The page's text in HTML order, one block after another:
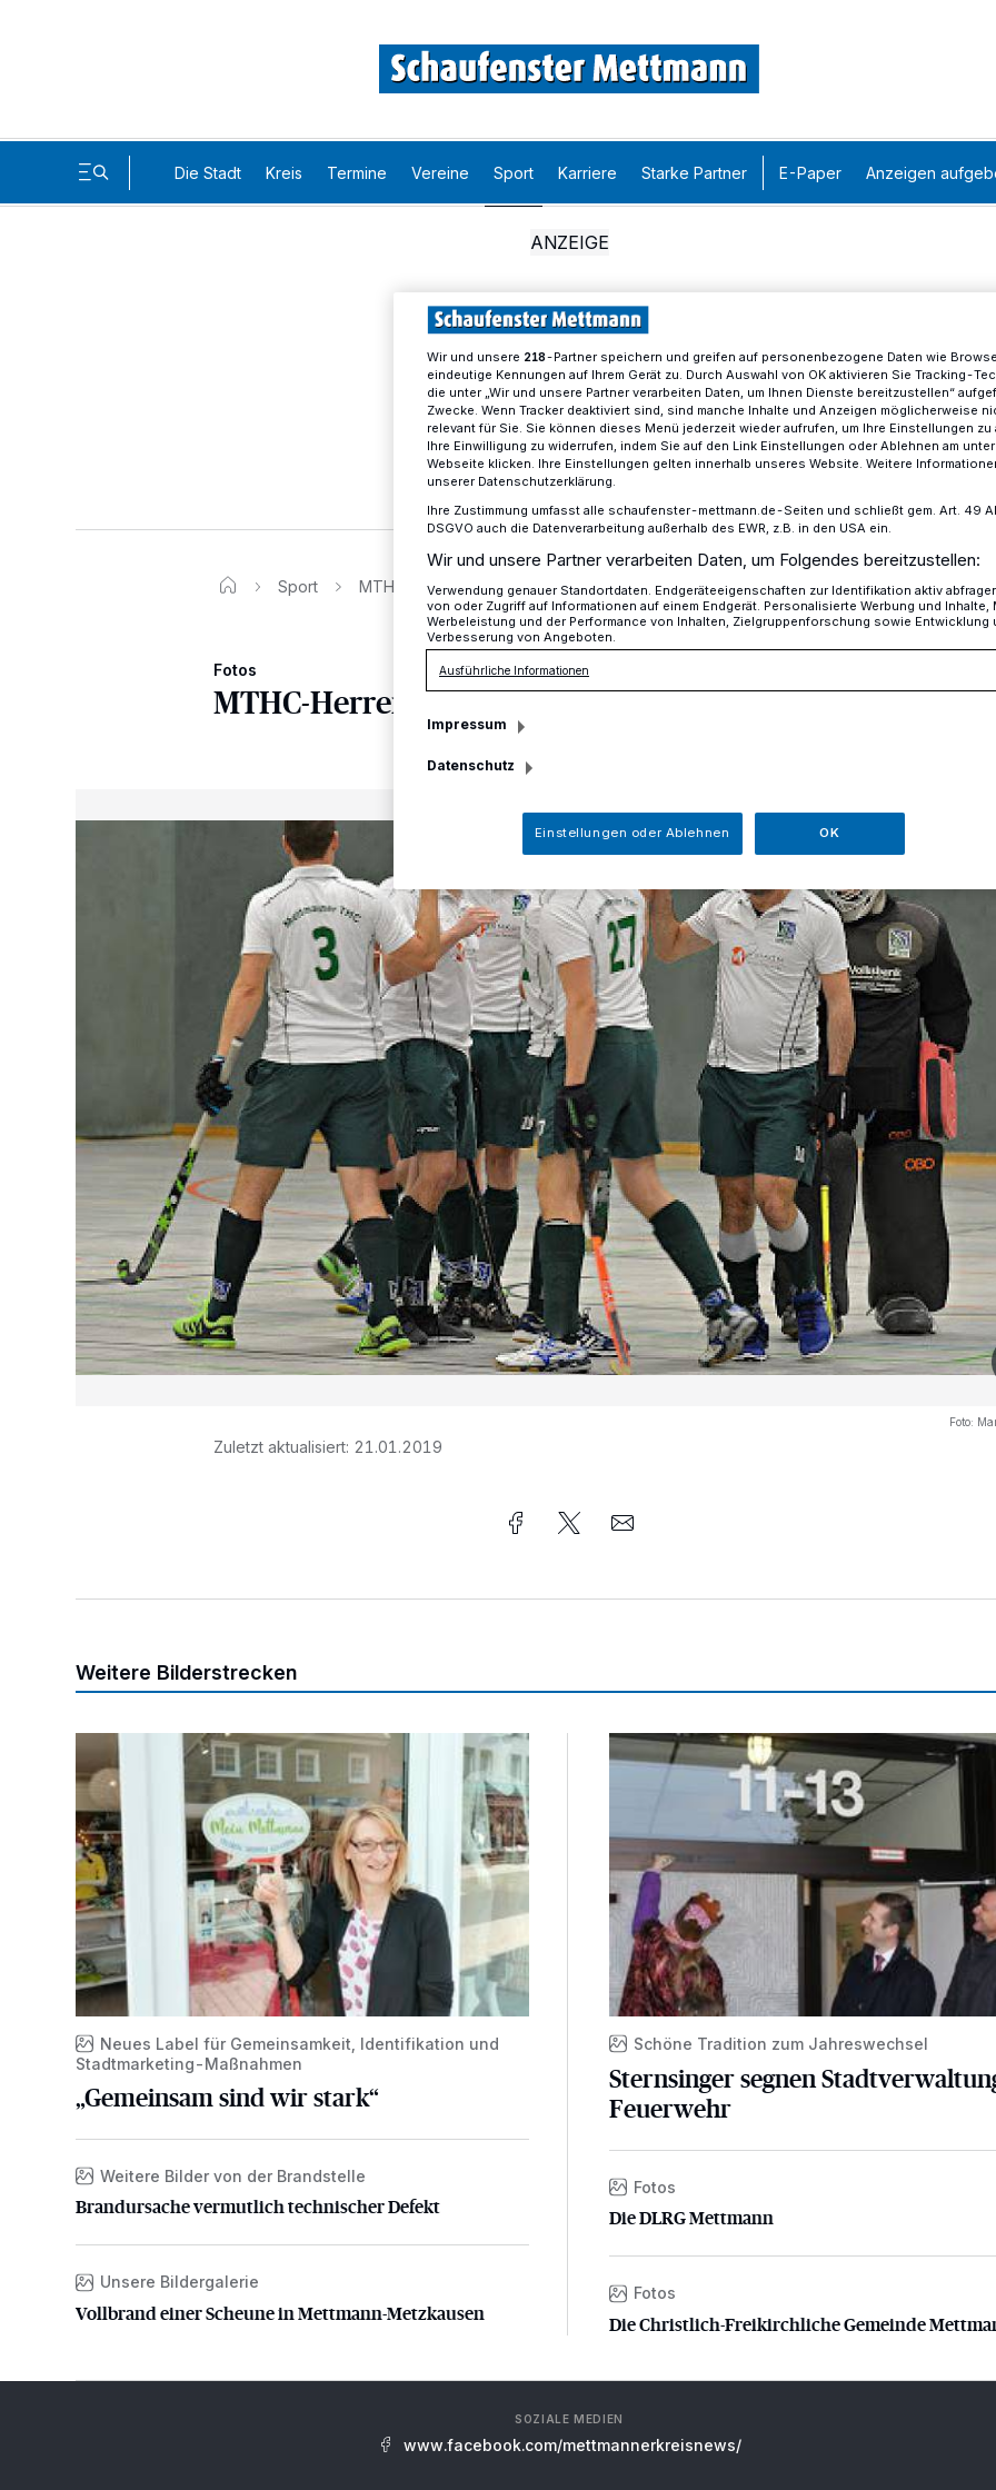
Die Stadt Kreis Termine Vereine Sport Karriere Starke Partner E-Paper Anzeigen
Sport MTHC-Herren ringen Hellerhof nieder
Fotos
MTHC-Herren ringen Hellerhof nieder
Foto:
Zuletzt aktualisiert: 21.01.2019
Weitere Bilderstrecken
„Gemeinsam sind wir stark“
Neues Label für Gemeinsamkeit, Identifikation und
Stadtmarketing-Maßnahmen
„Gemeinsam sind wir stark“
Brandursache vermutlich technischer Defekt
Weitere Bilder von der Brandstelle
Brandursache vermutlich technischer Defekt
Vollbrand einer Scheune in Mettmann-Metzkausen
Unsere Bildergalerie
Vollbrand einer Scheune in Mettmann-Metzkausen
Sternsinger segnen Stadtverwaltung und
Schöne Tradition zum Jahreswechsel
Sternsinger segnen
Feuerwehr
Die DLRG Mettmann
Fotos
Die DLRG Mettmann
Die Christlich-Freikirchliche Gemeinde
Fotos
Die Christlich-Freikirchliche Gemeinde
SOZIALE MEDIEN
www.facebook.com/mettmannerkreisnews/
Wir und unsere 218-Partner speichern und greifen auf personenbezogene Daten wie
eindeutige Kennungen auf Ihrem Gerät zu. Durch Auswahl von OK aktivieren Sie Tracking-
die unter „Wir und unsere Partner verarbeiten Daten, um Ihnen Dienste bereitzustellen“
Zwecke. Wenn Tracker deaktiviert sind, sind manche Inhalte und Anzeigen möglicherweise
relevant für Sie. Sie können dieses Menü jederzeit wieder aufrufen, um Ihre Einstellungen zu
Ihre Einwilligung zu widerrufen, indem Sie auf den Link Einstellungen oder Ablehnen am
Webseite klicken. Ihre Einstellungen gelten innerhalb unseres Website. Weitere
unserer Datenschutzerklärung.
Ihre Zustimmung umfasst alle schaufenster-mettmann.de-Seiten und schließt gem. Art. 49
DSGVO auch die Datenverarbeitung außerhalb des EWR, z.B. in den USA ein.
Wir und unsere Partner verarbeiten Daten, um Folgendes bereitzustellen:
Verwendung genauer Standortdaten. Endgeräteeigenschaften zur Identifikation aktiv
von oder Zugriff auf Informationen auf einem Endgerät. Personalisierte Werbung und Inhalte,
Werbeleistung und der Performance von Inhalten, Zielgruppenforschung sowie Entwicklung
Verbesserung von Angeboten.
Ausführliche Informationen
Impressum
Datenschutz
Einstellungen oder Ablehnen OK